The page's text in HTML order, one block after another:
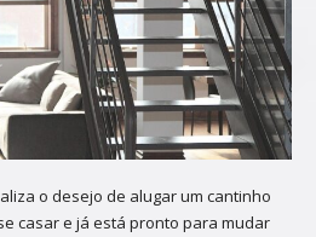
o desejo de alugar um cantinho
casar e já está pronto para mudar